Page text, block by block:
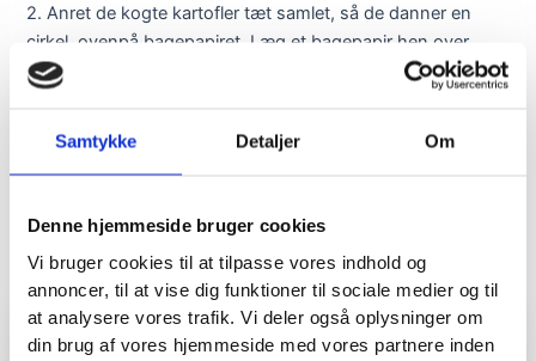
Samtykke Detaljer Om
Denne hjemmeside bruger cookies
Vi bruger cookies til at tilpasse vores indhold og
annoncer, til at vise dig funktioner til sociale medier og til
at analysere vores trafik. Vi deler også oplysninger om
din brug af vores hjemmeside med vores partnere inden
2. Anret de kogte kartofler tæt samlet, så de danner en
cirkel, ovenpå bagepapiret. Læg et bagepapir hen over
kartoflerne og pres dem, så de bliver “smashed”. Fjern
sammen.
4. Når tærten er kølet helt af toppes den med dressingen
efterfulgt af laks, urter og rucola.
5. Server tærten med citron på siden.